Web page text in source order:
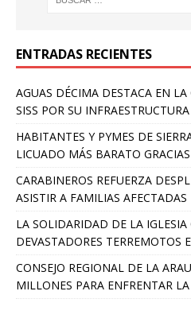
ENTRADAS RECIENTES
AGUAS DÉCIMA DESTACA EN
SISS POR SU
HABITANTES Y PYMES DE
LICUADO MÁS BARATO
CARABINEROS REFUERZA
ASISTIR A FAMILIAS
LA SOLIDARIDAD DE LA
DEVASTADORES TERREMOTOS
CONSEJO REGIONAL DE LA
MILLONES PARA ENFRENTAR